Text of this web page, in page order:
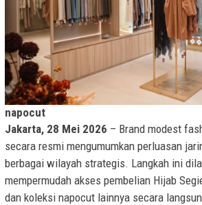
napocut
Jakarta, 28 Mei 2026 – Brand modest
secara resmi mengumumkan perluasan
berbagai wilayah strategis. Langkah ini
mempermudah akses pembelian Hijab
dan koleksi napocut lainnya secara